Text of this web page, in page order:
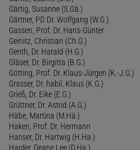
Gärtig, Susanne (S.Gä.)
Gärtner, PD Dr. Wolfgang (W.G.)
Gassen, Prof. Dr. Hans-Günter
Geinitz, Christian (Ch.G.)
Genth, Dr. Harald (H.G.)
Gläser, Dr. Birgitta (B.G.)
Götting, Prof. Dr. Klaus-Jürgen (K.-J.G.)
Grasser, Dr. habil. Klaus (K.G.)
Grieß, Dr. Eike (E.G.)
Grüttner, Dr. Astrid (A.G.)
Häbe, Martina (M.Hä.)
Haken, Prof. Dr. Hermann
Hanser, Dr. Hartwig (H.Ha.)
Harder, Deane Lee (D.Ha.)